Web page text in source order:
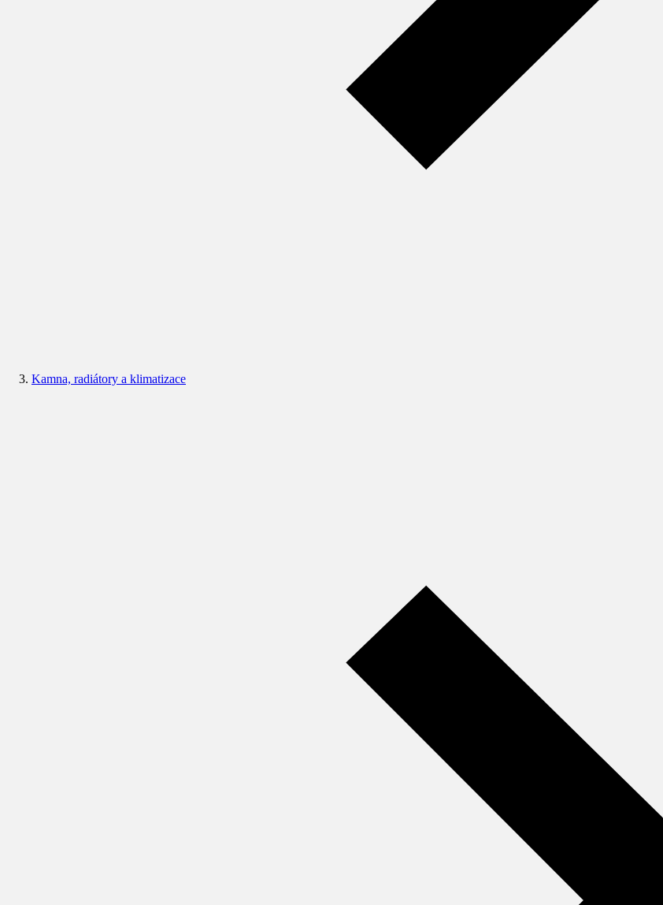
Kamna, radiátory a klimatizace